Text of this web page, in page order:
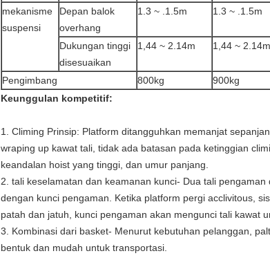
mekanisme
suspensi
Depan balok
overhang
1.3 ~ .1.5m 1.3 ~ .1.5m
Dukungan tinggi
disesuaikan
1,44 ~ 2.14m 1,44 ~ 2.14m
Pengimbang 800kg 900kg
Keunggulan kompetitif:
1. Climing Prinsip: Platform ditangguhkan memanjat
wraping up kawat tali, tidak ada batasan pada ketinggian
keandalan hoist yang tinggi, dan umur panjang.
2. tali keselamatan dan keamanan kunci- Dua tali pengaman
dengan kunci pengaman.
Ketika platform pergi acclivitous,
patah dan jatuh, kunci pengaman akan mengunci tali kawat
3. Kombinasi dari basket- Menurut kebutuhan pelanggan,
bentuk dan mudah untuk transportasi.